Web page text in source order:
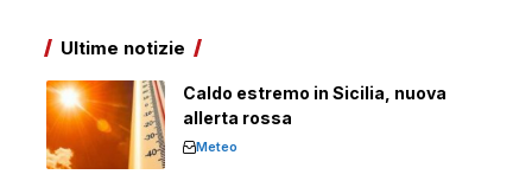
Ultime notizie
Caldo estremo in Sicilia, nuova
allerta rossa
Meteo